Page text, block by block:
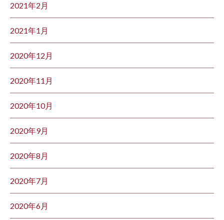
2021年2月
2021年1月
2020年12月
2020年11月
2020年10月
2020年9月
2020年8月
2020年7月
2020年6月